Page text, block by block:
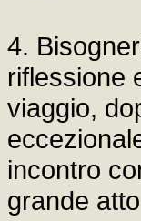
4.
riflessione
viaggio,
incontro
grande